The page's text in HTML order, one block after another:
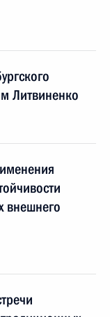
Литвиненко
внешнего